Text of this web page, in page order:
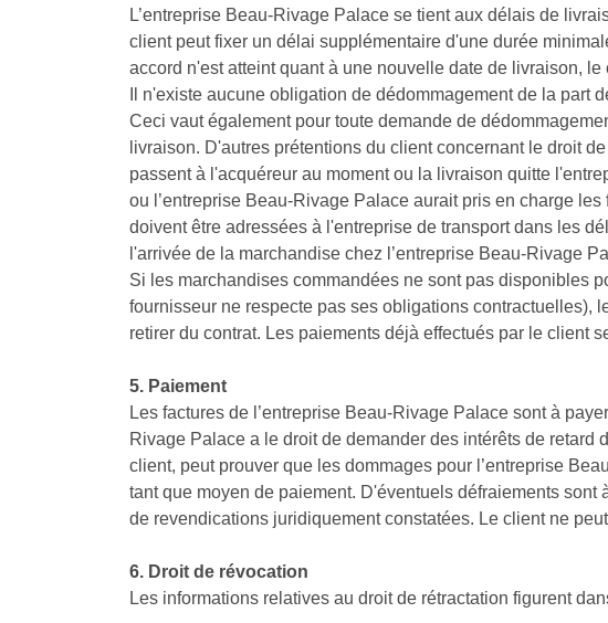
L’entreprise Beau-Rivage Palace se tient aux délais de
client peut fixer un délai supplémentaire d'une durée
accord n'est atteint quant à une nouvelle date de livraison,
Il n'existe aucune obligation de dédommagement de la
Ceci vaut également pour toute demande de
livraison. D'autres prétentions du client concernant le droit
passent à l'acquéreur au moment ou la livraison quitte
ou l’entreprise Beau-Rivage Palace aurait pris en charge
doivent être adressées à l'entreprise de transport dans les
l'arrivée de la marchandise chez l’entreprise Beau-Rivage
Si les marchandises commandées ne sont pas disponibles
fournisseur ne respecte pas ses obligations contractuelles),
retirer du contrat. Les paiements déjà effectués par le client
5. Paiement
Les factures de l’entreprise Beau-Rivage Palace sont à
Rivage Palace a le droit de demander des intérêts de
client, peut prouver que les dommages pour l’entreprise
tant que moyen de paiement. D'éventuels défraiements
de revendications juridiquement constatées. Le client ne
6. Droit de révocation
Les informations relatives au droit de rétractation figurent